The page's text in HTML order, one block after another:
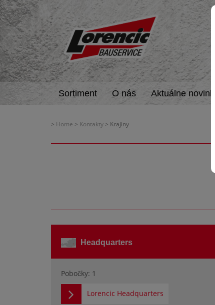
Sortiment O nás Aktuálne novinky
> Home > Kontakty > Krajiny
Headquarters
Pobočky: 1
Lorencic Headquarters